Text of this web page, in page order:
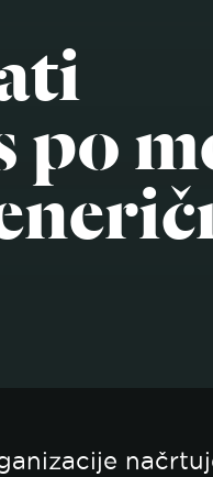
po